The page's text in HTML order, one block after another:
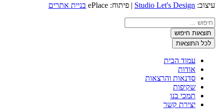
עיצוב: Studio Let's Design | פיתוח: ePlace
בניית אתרים
Search
...תוצאות חיפוש
לכל התוצאות
עמוד הבית
אודות
סדנאות והרצאות
שקיפות
תמכי בנו
יצירת קשר